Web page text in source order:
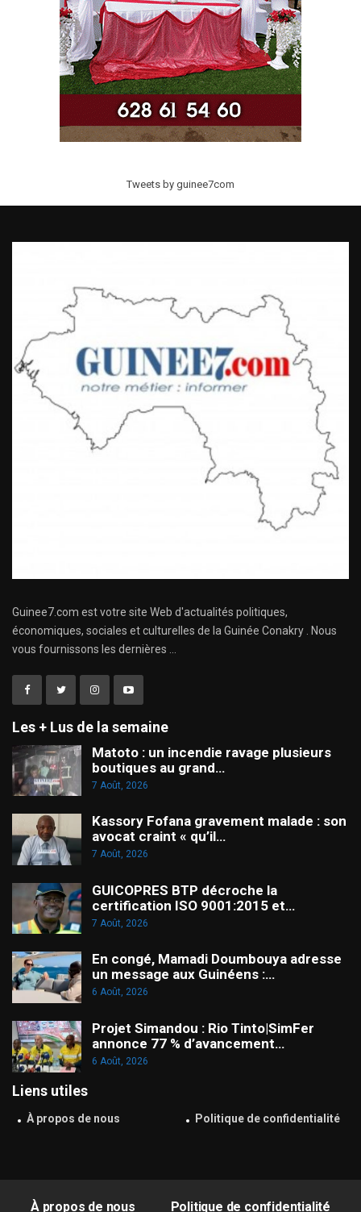
Tweets by guinee7com
Guinee7.com est votre site Web d'actualités politiques,
économiques, sociales et culturelles de la Guinée Conakry . Nous
vous fournissons les dernières ...
Les + Lus de la semaine
Matoto : un incendie ravage plusieurs
boutiques au grand…
7 Août, 2026
Kassory Fofana gravement malade : son
avocat craint « qu’il…
7 Août, 2026
GUICOPRES BTP décroche la
certification ISO 9001:2015 et…
7 Août, 2026
En congé, Mamadi Doumbouya adresse
un message aux Guinéens :…
6 Août, 2026
Projet Simandou : Rio Tinto|SimFer
annonce 77 % d’avancement…
6 Août, 2026
Liens utiles
À propos de nous Politique de confidentialité
À propos de nous Politique de confidentialité